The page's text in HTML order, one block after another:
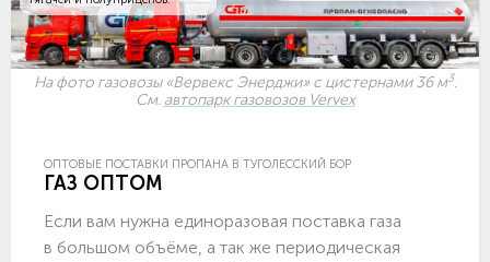
На фото газовозы «Вервекс Энерджи» с цистернами 36 м3.
См. автопарк газовозов Vervex
ОПТОВЫЕ ПОСТАВКИ ПРОПАНА В ТУГОЛЕССКИЙ БОР
ГАЗ ОПТОМ
Если вам нужна единоразовая поставка газа
в большом объёме, а так же периодическая